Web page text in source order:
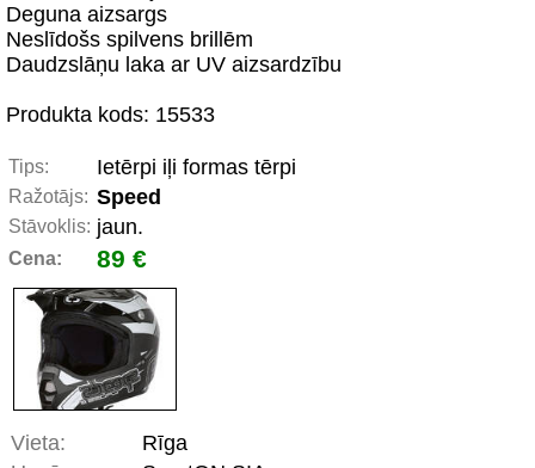
Deguna aizsargs
Neslīdošs spilvens brillēm
Daudzslāņu laka ar UV aizsardzību
Produkta kods: 15533
Tips: Ietērpi iļi formas tērpi
Ražotājs: Speed
Stāvoklis: jaun.
Cena: 89 €
Vieta:
Rīga